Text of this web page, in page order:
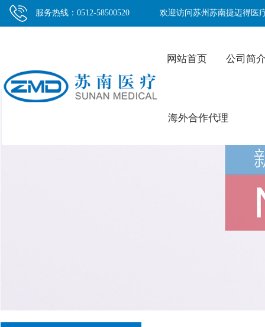
服务热线：0512-58500520 欢迎访问苏州苏南捷迈得医
网站首页 公司简
海外合作代理